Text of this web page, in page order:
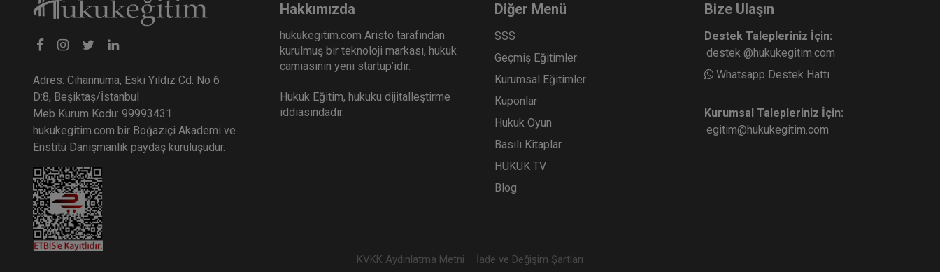
Adres: Cihannüma, Eski Yıldız Cd. No 6
D:8, Beşiktaş/İstanbul
Meb Kurum Kodu: 99993431
hukukegitim.com bir Boğaziçi Akademi ve
Enstitü Danışmanlık paydaş kuruluşudur.
Hakkımızda
hukukegitim.com Aristo tarafından
kurulmuş bir teknoloji markası, hukuk
camiasının yeni startup’ıdır.
Hukuk Eğitim, hukuku dijitalleştirme
iddiasındadır.
Diğer Menü
SSS
Geçmiş Eğitimler
Kurumsal Eğitimler
Kuponlar
Hukuk Oyun
Basılı Kitaplar
HUKUK TV
Blog
Bize Ulaşın
Destek Talepleriniz İçin:
destek @hukukegitim.com
Whatsapp Destek Hattı
Kurumsal Talepleriniz İçin:
egitim@hukukegitim.com
KVKK Aydınlatma Metni İade ve Değişim Şartları